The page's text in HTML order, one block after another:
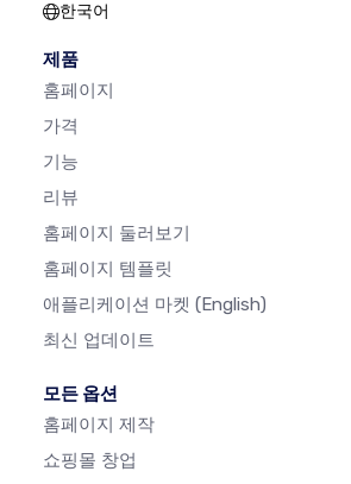
한국어
제품
홈페이지
가격
기능
리뷰
홈페이지 둘러보기
홈페이지 템플릿
애플리케이션 마켓 (English)
최신 업데이트
모든 옵션
홈페이지 제작
쇼핑몰 창업